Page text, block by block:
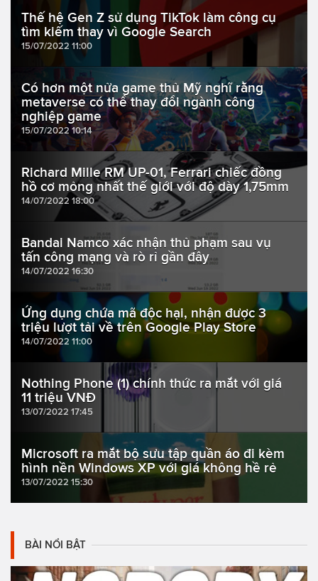
Thế hệ Gen Z sử dụng TikTok làm công cụ
tìm kiếm thay vì Google Search
15/07/2022 11:00
Có hơn một nửa game thủ Mỹ nghĩ rằng
metaverse có thể thay đổi ngành công
nghiệp game
15/07/2022 10:14
Richard Mille RM UP-01, Ferrari chiếc đồng
hồ cơ mỏng nhất thế giới với độ dày 1,75mm
14/07/2022 18:00
Bandai Namco xác nhận thủ phạm sau vụ
tấn công mạng và rò rỉ gần đây
14/07/2022 16:30
Ứng dụng chứa mã độc hại, nhận được 3
triệu lượt tải về trên Google Play Store
14/07/2022 11:00
Nothing Phone (1) chính thức ra mắt với giá
11 triệu VNĐ
13/07/2022 17:45
Microsoft ra mắt bộ sưu tập quần áo đi kèm
hình nền Windows XP với giá không hề rẻ
13/07/2022 15:30
BÀI NỔI BẬT